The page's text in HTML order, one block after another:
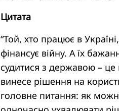
Цитата
“Той, хто працює в
фінансує війну. А їх
судитися з державою –
винесе рішення на
головне питання: як